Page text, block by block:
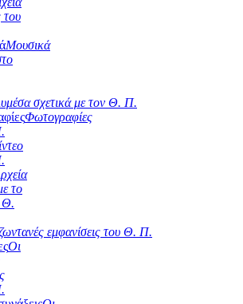
του
Μουσικά
σχετικά με τον Θ. Π.
Φωτογραφίες
το
Θ.
εμφανίσεις του Θ. Π.
Οι